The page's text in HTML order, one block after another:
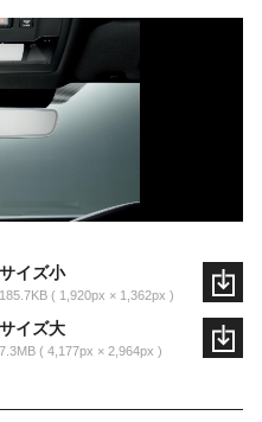
サイズ小
185.7KB 1,920px × 1,362px
サイズ大
7.3MB 4,177px × 2,964px